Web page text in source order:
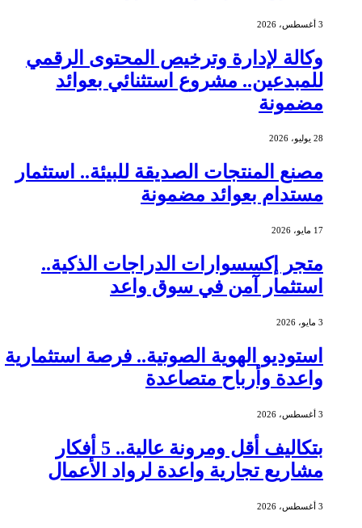
3 أغسطس، 2026
وكالة لإدارة وترخيص المحتوى الرقمي
للمبدعين.. مشروع استثنائي بعوائد
مضمونة
28 يوليو، 2026
مصنع المنتجات الصديقة للبيئة.. استثمار
مستدام بعوائد مضمونة
17 مايو، 2026
متجر إكسسوارات الدراجات الذكية..
استثمار آمن في سوق واعد
3 مايو، 2026
استوديو الهوية الصوتية.. فرصة استثمارية
واعدة وأرباح متصاعدة
3 أغسطس، 2026
بتكاليف أقل ومرونة عالية.. 5 أفكار
مشاريع تجارية واعدة لرواد الأعمال
3 أغسطس، 2026